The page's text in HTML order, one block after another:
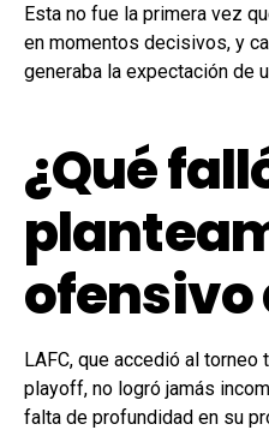
Esta no fue la primera vez
en momentos decisivos, y
generaba la expectación de
¿Qué
ofensivo
LAFC, que accedió al
playoff, no logró jamás
falta de profundidad en su